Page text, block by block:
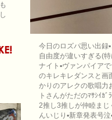
今日のロズパ思い出録
自由度が違いすぎる(特
ナイト▪ヴァンパイア
のキレキレダンスと画
かりのアレクの歌唱力
トさんがただのﾏｻｼｲｶﾞ
2推し3推しが仲睦まじ
んいじり▪新章発表号